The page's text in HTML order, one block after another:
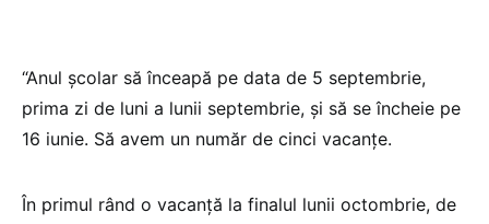
“Anul școlar să înceapă pe data de 5 septembrie,
prima zi de luni a lunii septembrie, și să se încheie pe
16 iunie. Să avem un număr de cinci vacanțe.
În primul rând o vacanță la finalul lunii octombrie, de